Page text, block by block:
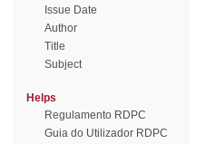
Issue Date
Author
Title
Subject
Helps
Regulamento RDPC
Guia do Utilizador RDPC